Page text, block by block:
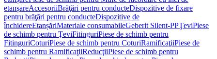
etanșareAccesoriiBrăţări pentru conducteDispozitive de fixare
pentru brăţări pentru conducteDispozitive de
închidereEtanșăriMateriale consumabileGeberit Silent-PPŢeviPiese
de schimb pentru ŢeviFitinguriPiese de schimb pentru
FitinguriCoturiPiese de schimb pentru CoturiRamificaţiiPiese de
schimb pentru RamificaţiiReducţiiPiese de schimb pentru